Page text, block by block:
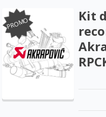
PROMO
Kit